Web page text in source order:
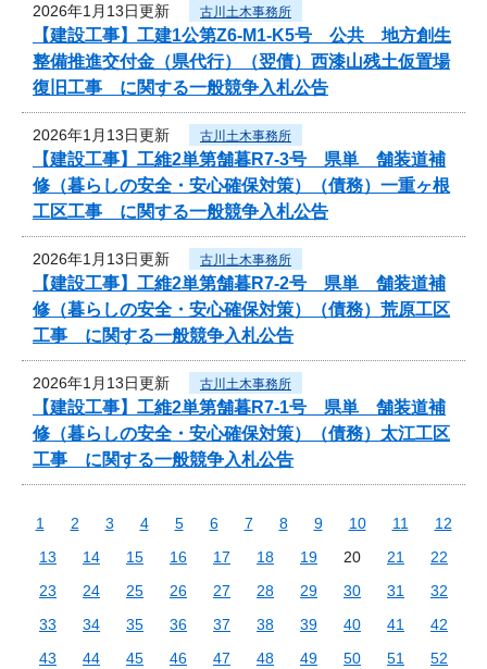
2026年1月13日更新 古川土木事務所
【建設工事】工建1公第Z6-M1-K5号 公共 地方創生
整備推進交付金（県代行）（翌債）西漆山残土仮置場
復旧工事 に関する一般競争入札公告
2026年1月13日更新 古川土木事務所
【建設工事】工維2単第舗暮R7-3号 県単 舗装道補
修（暮らしの安全・安心確保対策）（債務）一重ヶ根
工区工事 に関する一般競争入札公告
2026年1月13日更新 古川土木事務所
【建設工事】工維2単第舗暮R7-2号 県単 舗装道補
修（暮らしの安全・安心確保対策）（債務）荒原工区
工事 に関する一般競争入札公告
2026年1月13日更新 古川土木事務所
【建設工事】工維2単第舗暮R7-1号 県単 舗装道補
修（暮らしの安全・安心確保対策）（債務）太江工区
工事 に関する一般競争入札公告
1 2 3 4 5 6 7 8 9 10 11
12
13
14 15 16 17 18 19 20 21
22
23
24 25 26 27 28 29 30 31
32
33
34 35 36 37 38 39 40 41
42
43
44 45 46 47 48 49 50 51
52